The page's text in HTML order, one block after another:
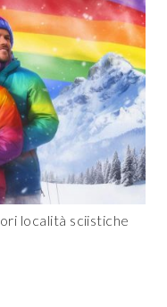
località sciistiche